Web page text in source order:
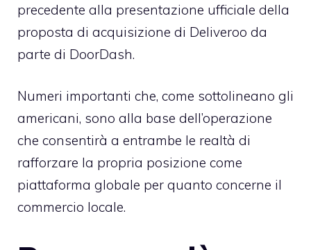
precedente alla presentazione ufficiale della
proposta di acquisizione di Deliveroo da
parte di DoorDash.
Numeri importanti che, come sottolineano gli
americani, sono alla base dell’operazione
che consentirà a entrambe le realtà di
rafforzare la propria posizione come
piattaforma globale per quanto concerne il
commercio locale.